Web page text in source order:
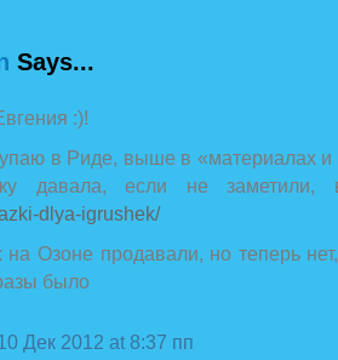
Says...
:)!
в Риде, выше в «материалах и
давала, если не заметили,
dlya-igrushek/
на Озоне продавали, но теперь
было
Дек 2012 at 8:37 пп